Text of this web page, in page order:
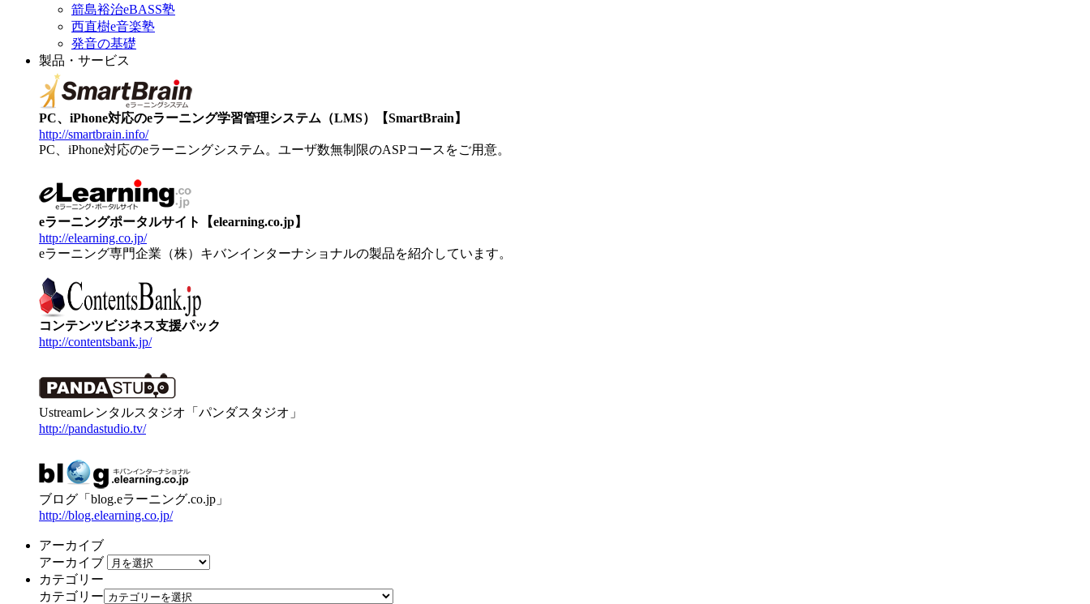
箭島裕治eBASS塾
西直樹e音楽塾
発音の基礎
製品・サービス
PC、iPhone対応のeラーニング学習管理システム（LMS）【SmartBrain】
http://smartbrain.info/
PC、iPhone対応のeラーニングシステム。ユーザ数無制限のASPコースをご用意。
eラーニングポータルサイト【elearning.co.jp】
http://elearning.co.jp/
eラーニング専門企業（株）キバンインターナショナルの製品を紹介しています。
コンテンツビジネス支援パック
http://contentsbank.jp/
Ustreamレンタルスタジオ「パンダスタジオ」
http://pandastudio.tv/
ブログ「blog.eラーニング.co.jp」
http://blog.elearning.co.jp/
アーカイブ
アーカイブ
カテゴリー
カテゴリー